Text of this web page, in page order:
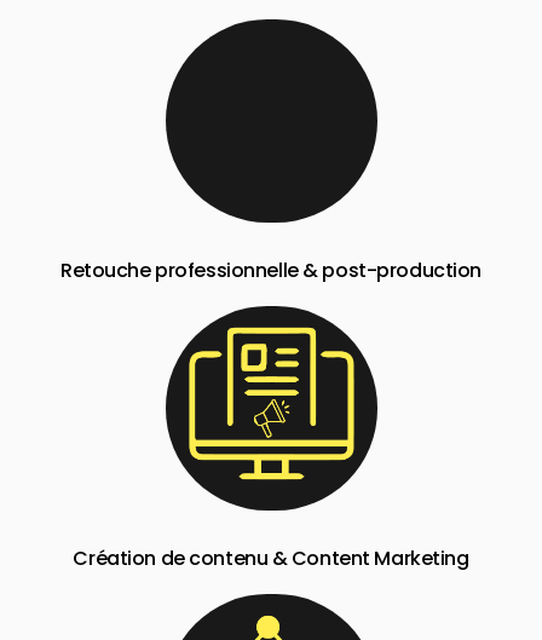
Retouche professionnelle & post-production
Création de contenu & Content Marketing